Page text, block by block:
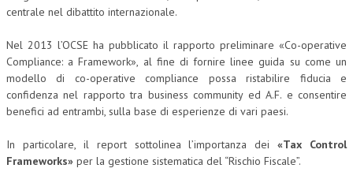
TRIBUTARIA
GIURISPRUDENZA
EUROPEA
CIVILE
centrale nel dibattito internazionale.
Nel 2013 l’OCSE ha pubblicato il rapporto preliminare «Co-operative
Compliance: a Framework», al fine di fornire linee guida su come un
modello di co-operative compliance possa ristabilire fiducia e
confidenza nel rapporto tra business community ed A.F. e consentire
benefici ad entrambi, sulla base di esperienze di vari paesi.
In particolare, il report sottolinea l’importanza dei«Tax Control
Frameworks» per la gestione sistematica del “Rischio Fiscale”.